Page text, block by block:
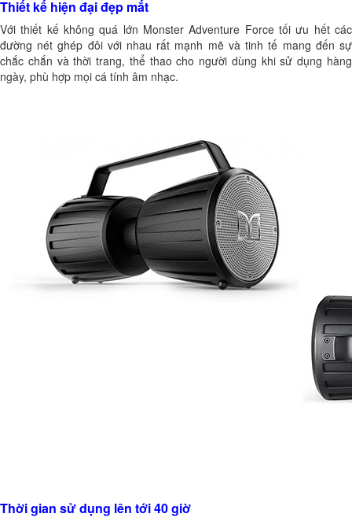
Thiết kế hiện đại đẹp mắt
Với thiết kế không quá lớn Monster Adventure Force tối ưu hết các
đường nét ghép đôi với nhau rất mạnh mẽ và tinh tế mang đến sự
chắc chắn và thời trang, thể thao cho người dùng khi sử dụng hàng
ngày, phù hợp mọi cá tính âm nhạc.
Thời gian sử dụng lên tới 40 giờ